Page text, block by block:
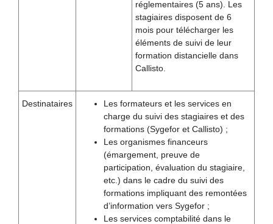
réglementaires (5 ans). Les
stagiaires disposent de 6
mois pour télécharger les
éléments de suivi de leur
formation distancielle dans
Callisto.
Destinataires
Les formateurs et les services en
charge du suivi des stagiaires et des
formations (Sygefor et Callisto) ;
Les organismes financeurs
(émargement, preuve de
participation, évaluation du stagiaire,
etc.) dans le cadre du suivi des
formations impliquant des remontées
d’information vers Sygefor ;
Les services comptabilité dans le